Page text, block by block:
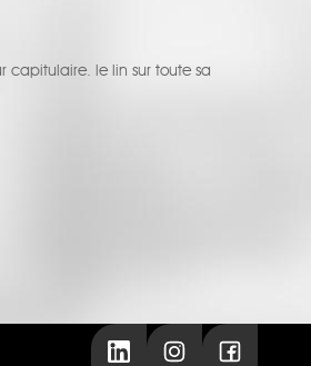
capitulaire. le lin sur toute sa